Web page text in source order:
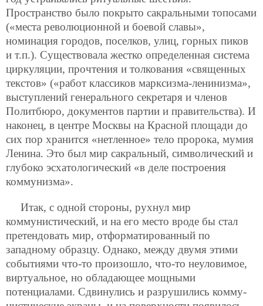
Пространство было покрыто сакральными топосами
(«места революционной и боевой славы»,
номинация городов, поселков, улиц, горных пиков
и т.п.). Существовала жестко определенная система
циркуляции, прочтения и толкования «священных
текстов» («работ классиков марксизма-ленинизма»,
выступлений генерального секретаря и членов
Политбюро, документов партии и правительства). И
наконец, в центре Москвы на Красной площади до
сих пор хранится «нетленное» тело пророка, мумия
Ленина. Это был мир сакральный, символический и
глубоко эсхатологический «в деле построения
коммунизма».
Итак, с одной стороны, рухнул мир
коммунистический, и на его место вроде бы стал
претендовать мир, отформатированный по
западному образцу. Однако, между двумя этими
событиями что-то произошло, что-то неуловимое,
виртуальное, но обладающее мощными
потенциалами. Сдвинулись и разрушились комму-